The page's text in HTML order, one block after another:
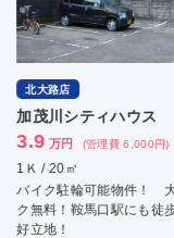
北大路店
加茂川シティハウス
3.9 万円 (管理費 6,000円)
1Ｋ / 20㎡
バイク駐輪可能物件！
ク無料！鞍馬口駅にも徒
好立地！